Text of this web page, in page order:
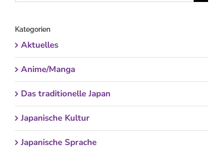
Kategorien
Aktuelles
Anime/Manga
Das traditionelle Japan
Japanische Kultur
Japanische Sprache